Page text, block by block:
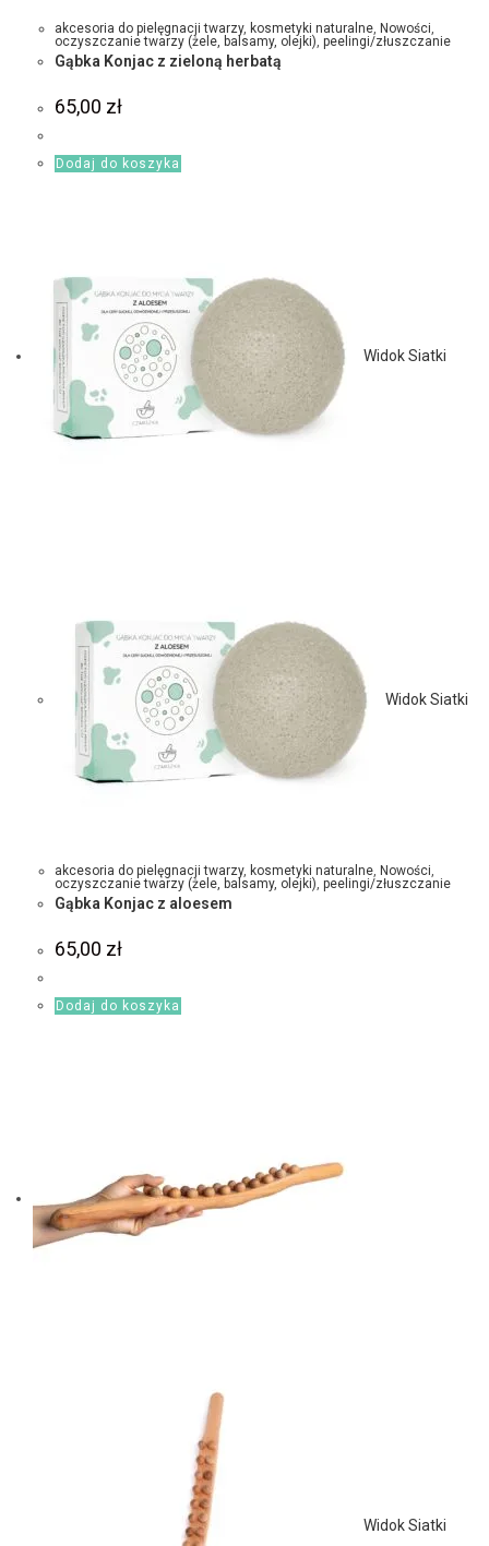
akcesoria do pielęgnacji twarzy, kosmetyki naturalne, Nowości,
oczyszczanie twarzy (żele, balsamy, olejki), peelingi/złuszczanie
Gąbka Konjac z zieloną herbatą
65,00 zł
Dodaj do koszyka
Widok Siatki
Widok Siatki
akcesoria do pielęgnacji twarzy, kosmetyki naturalne, Nowości,
oczyszczanie twarzy (żele, balsamy, olejki), peelingi/złuszczanie
Gąbka Konjac z aloesem
65,00 zł
Dodaj do koszyka
Widok Siatki